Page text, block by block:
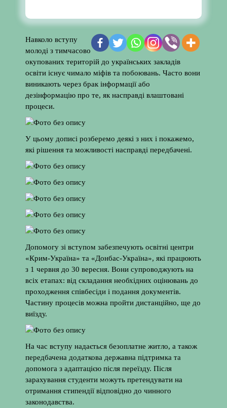
Навколо вступу
молоді з тимчасово
окупованих територій до українських закладів
освіти існує чимало міфів та побоювань. Часто вони
виникають через брак інформації або
дезінформацію про те, як насправді влаштовані
процеси.
У цьому дописі розберемо деякі з них і покажемо,
які рішення та можливості насправді передбачені.
Допомогу зі вступом забезпечують освітні центри
«Крим-Україна» та «Донбас-Україна», які працюють
з 1 червня до 30 вересня. Вони супроводжують на
всіх етапах: від складання необхідних оцінювань до
проходження співбесіди і подання документів.
Частину процесів можна пройти дистанційно, ще до
виїзду.
На час вступу надається безоплатне житло, а також
передбачена додаткова державна підтримка та
допомога з адаптацією після переїзду. Після
зарахування студенти можуть претендувати на
отримання стипендії відповідно до чинного
законодавства.